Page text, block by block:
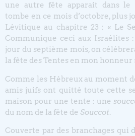
une autre fête apparait dans
tombe en ce mois d’octobre, plus
Lévitique au chapitre 23 : « Le
Communique ceci aux Israélites
jour du septième mois, on
la fête des Tentes en mon honneur
Comme les Hébreux au moment
amis juifs ont quitté toute cette
maison pour une tente : une
du nom de la fête de Souccot.
Couverte par des branchages qui